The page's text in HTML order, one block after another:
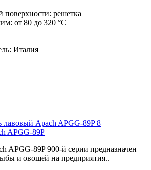
поверхности: решетка
от 80 до 320 °С
Италия
APGG-89P
APGG-89P 900-й серии предназначен
и овощей на предприятия..